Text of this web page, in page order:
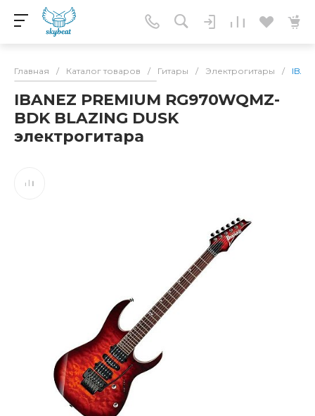
Главная / Каталог товаров / Гитары / Электрогитары /
IBANEZ PREMIUM RG970WQMZ-
BDK BLAZING DUSK
электрогитара